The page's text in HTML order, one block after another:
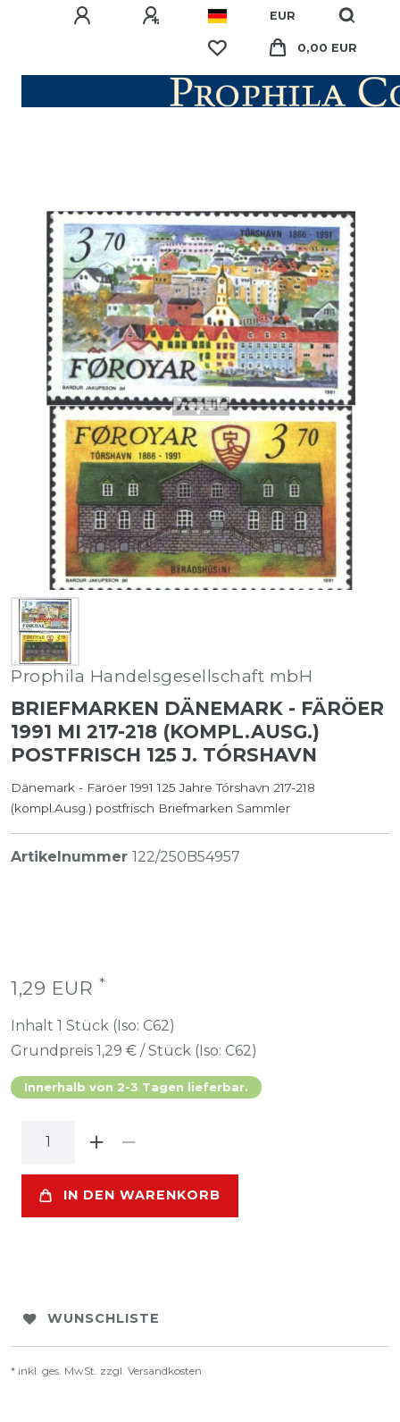
EUR
0,00 EUR
Prophila Handelsgesellschaft mbH
BRIEFMARKEN DÄNEMARK - FÄRÖER
1991 MI 217-218 (KOMPL.AUSG.)
POSTFRISCH 125 J. TÓRSHAVN
Dänemark - Färöer 1991 125 Jahre Tórshavn 217-218
(kompl.Ausg.) postfrisch Briefmarken Sammler
Artikelnummer 122/250B54957
1,29 EUR *
Inhalt 1 Stück (Iso: C62)
Grundpreis 1,29 € / Stück (Iso: C62)
Innerhalb von 2-3 Tagen lieferbar.
IN DEN WARENKORB
WUNSCHLISTE
* inkl. ges. MwSt. zzgl. Versandkosten